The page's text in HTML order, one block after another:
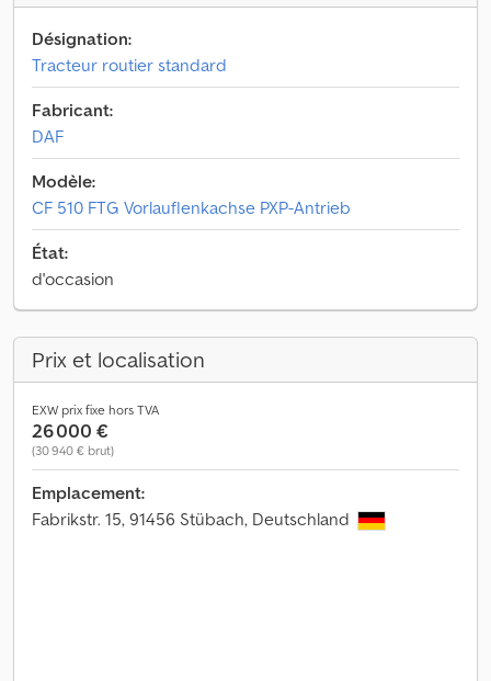
Désignation:
Tracteur routier standard
Fabricant:
DAF
Modèle:
CF 510 FTG Vorlauflenkachse PXP-Antrieb
État:
d'occasion
Prix et localisation
EXW prix fixe hors TVA
26 000 €
(30 940 € brut)
Emplacement:
Fabrikstr. 15, 91456 Stübach, Deutschland